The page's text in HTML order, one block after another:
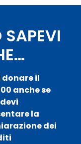
SAPEVI
donare il
anche se
la
dei